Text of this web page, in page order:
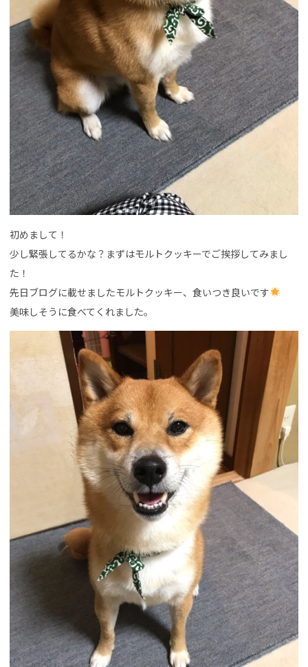
初めまして！
少し緊張してるかな？まずはモルトクッキーでご挨拶してみまし
た！
先日ブログに載せましたモルトクッキー、食いつき良いです
美味しそうに食べてくれました。